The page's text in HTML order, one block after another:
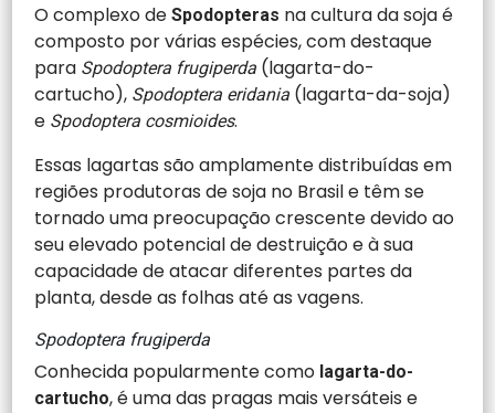
O complexo deSpodopteras na cultura da soja é
composto por várias espécies, com destaque
para Spodoptera frugiperda (lagarta-do-
cartucho), Spodoptera eridania (lagarta-da-soja)
e Spodoptera cosmioides.
Essas lagartas são amplamente distribuídas em
regiões produtoras de soja no Brasil e têm se
tornado uma preocupação crescente devido ao
seu elevado potencial de destruição e à sua
capacidade de atacar diferentes partes da
planta, desde as folhas até as vagens.
Spodoptera frugiperda
Conhecida popularmente como lagarta-do-
cartucho, é uma das pragas mais versáteis e